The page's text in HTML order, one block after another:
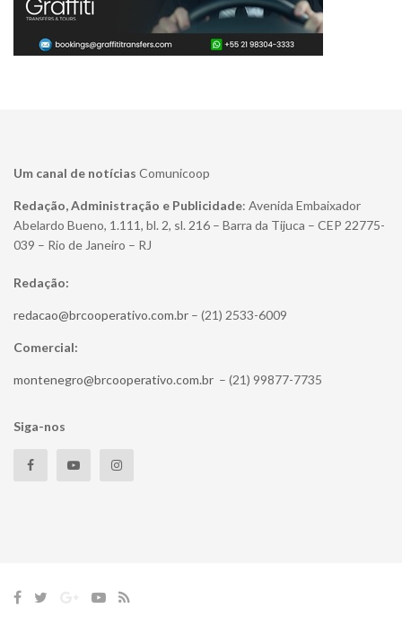
Um canal de notícias Comunicoop
Redação, Administração e Publicidade: Avenida Embaixador
Abelardo Bueno, 1.111, bl. 2, sl. 216 – Barra da Tijuca – CEP 22775-
039 – Rio de Janeiro – RJ
Redação:
redacao@brcooperativo.com.br – (21) 2533-6009
Comercial:
montenegro@brcooperativo.com.br – (21) 99877-7735
Siga-nos